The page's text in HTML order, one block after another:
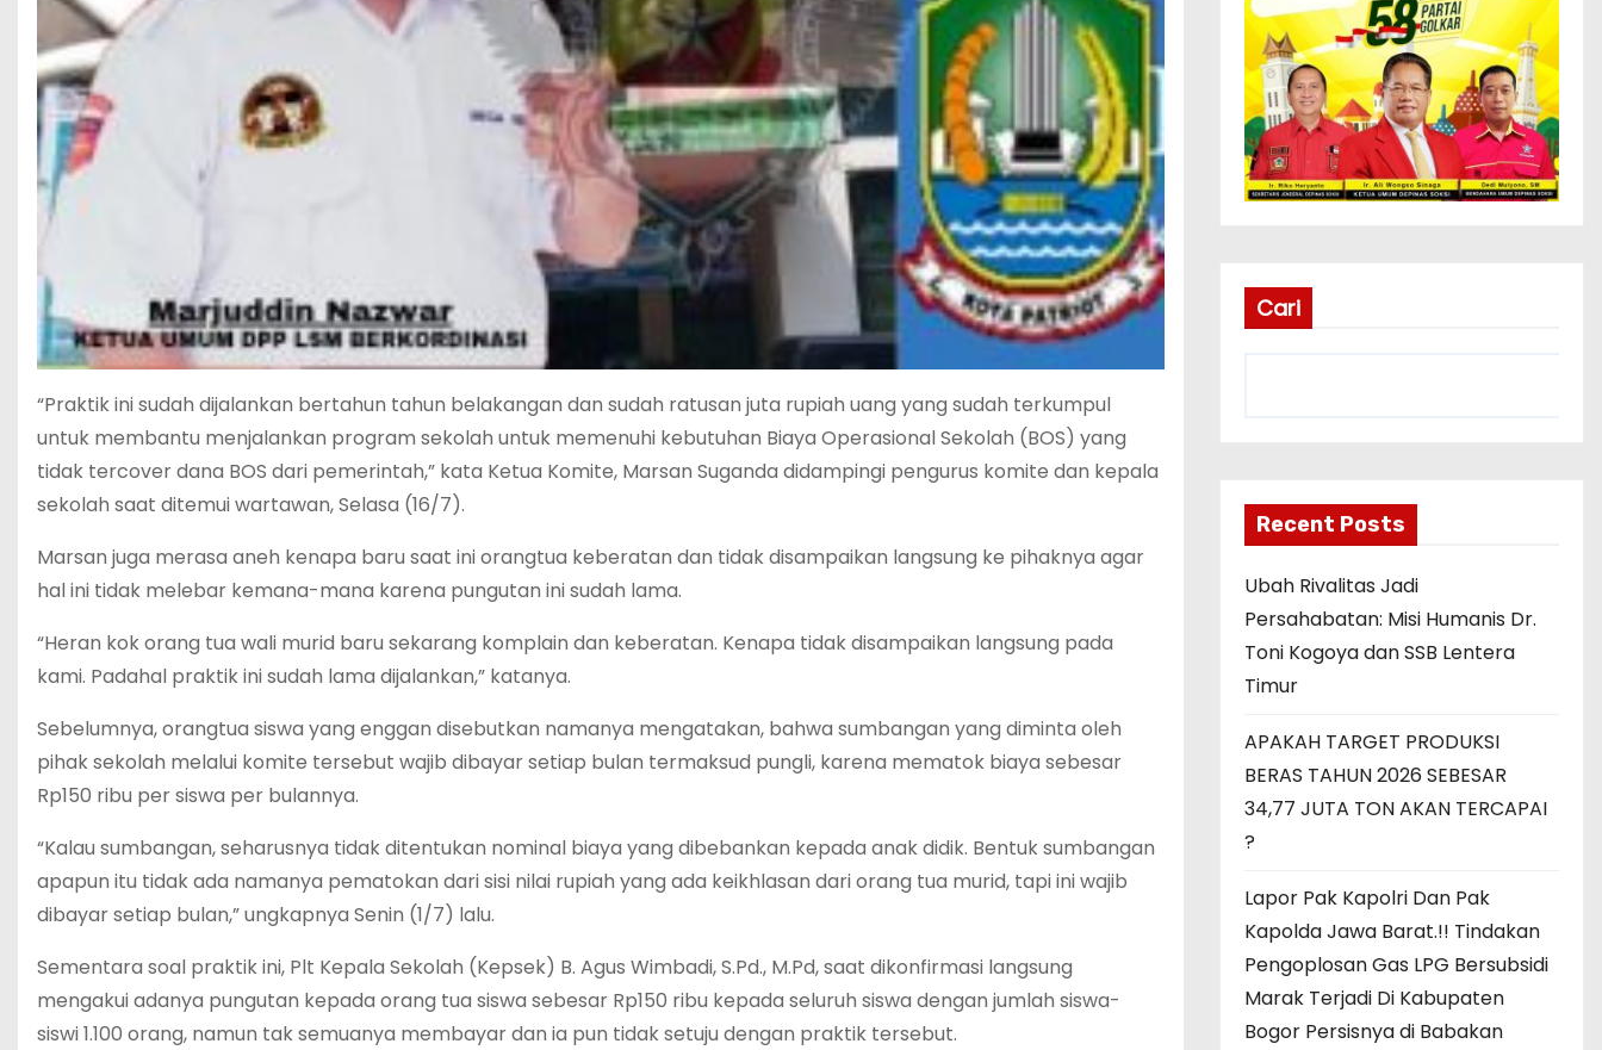
“Praktik ini sudah dijalankan bertahun tahun belakangan dan sudah ratusan juta rupiah uang yang sudah terkumpul
untuk membantu menjalankan program sekolah untuk memenuhi kebutuhan Biaya Operasional Sekolah (BOS) yang
tidak tercover dana BOS dari pemerintah,” kata Ketua Komite, Marsan Suganda didampingi pengurus komite dan kepala
sekolah saat ditemui wartawan, Selasa (16/7).
Marsan juga merasa aneh kenapa baru saat ini orangtua keberatan dan tidak disampaikan langsung ke pihaknya agar
hal ini tidak melebar kemana-mana karena pungutan ini sudah lama.
“Heran kok orang tua wali murid baru sekarang komplain dan keberatan. Kenapa tidak disampaikan langsung pada
kami. Padahal praktik ini sudah lama dijalankan,” katanya.
Sebelumnya, orangtua siswa yang enggan disebutkan namanya mengatakan, bahwa sumbangan yang diminta oleh
pihak sekolah melalui komite tersebut wajib dibayar setiap bulan termaksud pungli, karena mematok biaya sebesar
Rp150 ribu per siswa per bulannya.
“Kalau sumbangan, seharusnya tidak ditentukan nominal biaya yang dibebankan kepada anak didik. Bentuk sumbangan
apapun itu tidak ada namanya pematokan dari sisi nilai rupiah yang ada keikhlasan dari orang tua murid, tapi ini wajib
dibayar setiap bulan,” ungkapnya Senin (1/7) lalu.
Sementara soal praktik ini, Plt Kepala Sekolah (Kepsek) B. Agus Wimbadi, S.Pd., M.Pd, saat dikonfirmasi langsung
mengakui adanya pungutan kepada orang tua siswa sebesar Rp150 ribu kepada seluruh siswa dengan jumlah siswa-
siswi 1.100 orang, namun tak semuanya membayar dan ia pun tidak setuju dengan praktik tersebut.
Cari
Recent Posts
Ubah Rivalitas Jadi
Persahabatan: Misi Humanis Dr.
Toni Kogoya dan SSB Lentera
Timur
APAKAH TARGET PRODUKSI
BERAS TAHUN 2026 SEBESAR
34,77 JUTA TON AKAN TERCAPAI
?
Lapor Pak Kapolri Dan Pak
Kapolda Jawa Barat.!! Tindakan
Pengoplosan Gas LPG Bersubsidi
Marak Terjadi Di Kabupaten
Bogor Persisnya di Babakan